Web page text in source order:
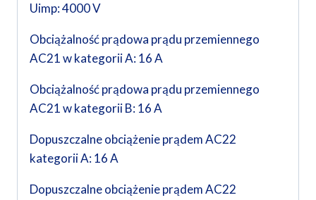
Uimp: 4000 V
Obciążalność prądowa prądu przemiennego
AC21 w kategorii A: 16 A
Obciążalność prądowa prądu przemiennego
AC21 w kategorii B: 16 A
Dopuszczalne obciążenie prądem AC22
kategorii A: 16 A
Dopuszczalne obciążenie prądem AC22